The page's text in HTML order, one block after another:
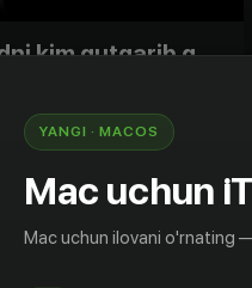
🤔 2-qism oxirida Saidni kim qutqarib qoldi?
YANGI · MACOS
Mac uchun
Mac uchun ilovani o'rnating